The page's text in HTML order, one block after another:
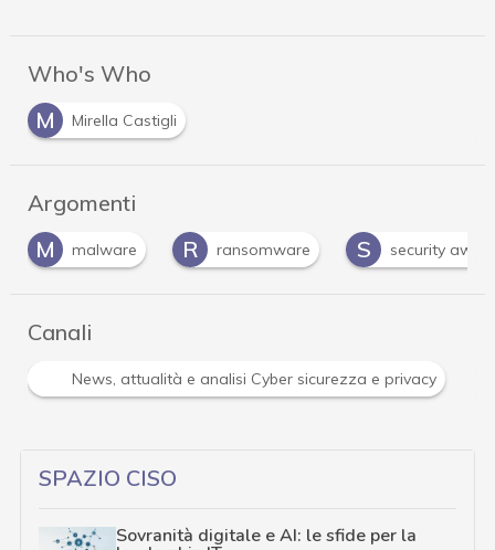
Who's Who
M
Mirella Castigli
Argomenti
R ransomware S security awareness
Canali
e analisi Cyber sicurezza e privacy R Ransomware
SPAZIO CISO
Sovranità digitale e AI: le sfide per la